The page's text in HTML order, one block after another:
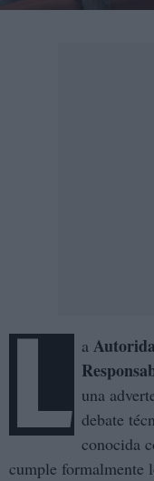
L a
una
debate
conocida
cumple formalmente